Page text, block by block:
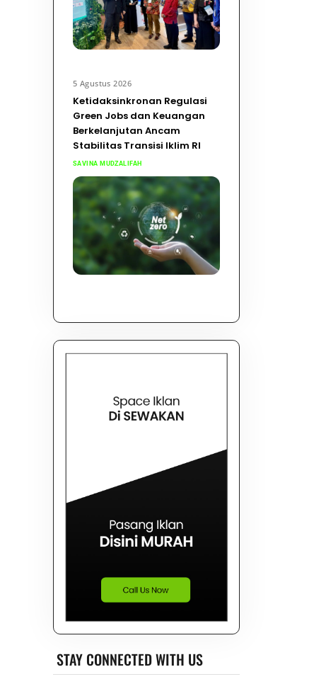
5 Agustus 2026
Ketidaksinkronan Regulasi
Green Jobs dan Keuangan
Berkelanjutan Ancam
Stabilitas Transisi Iklim RI
SAVINA MUDZALIFAH
STAY CONNECTED WITH US